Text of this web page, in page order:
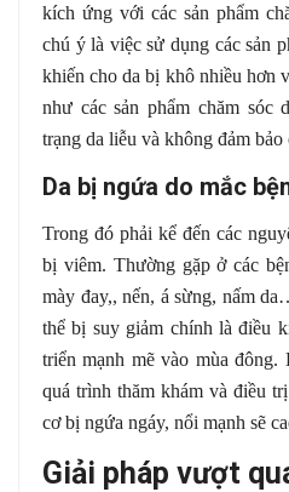
kích ứng với các sản phẩm
chú ý là việc sử dụng các sản
khiến cho da bị khô nhiều hơn
như các sản phẩm chăm sóc
trạng da liễu và không đảm bảo
Da bị ngứa do mắc
Trong đó phải kể đến các
bị viêm. Thường gặp ở các
mày đay,, nến, á sừng, nấm
thể bị suy giảm chính là điều
triển mạnh mẽ vào mùa
quá trình thăm khám và điều
cơ bị ngứa ngáy, nổi mạnh sẽ
Giải pháp vượt